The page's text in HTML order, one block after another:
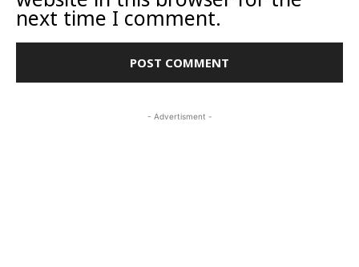
next time I comment.
- Advertisment -